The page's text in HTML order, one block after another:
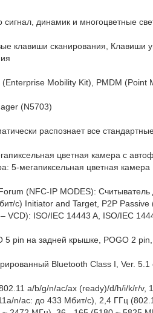
сигнал, динамик и многоцветные
клавиши сканирования, Клавиши
(Enterprise Mobility Kit), PMDM (Point
(N5703)
распознает все
цветная камера с
5-мегапиксельная цветная камера
(NFC-IP MODES):
с) Initiator and Target, P2P
VCD): ISO/IEC 14443 A, ISO/IEC
5 pin на задней крышке, POGO 2
Bluetooth Class I, Ver.
a/b/g/n/ac/ax (ready)/d/h/i/k/r/v,
n/ac: до 433 Мбит/с), 2,4 ГГц